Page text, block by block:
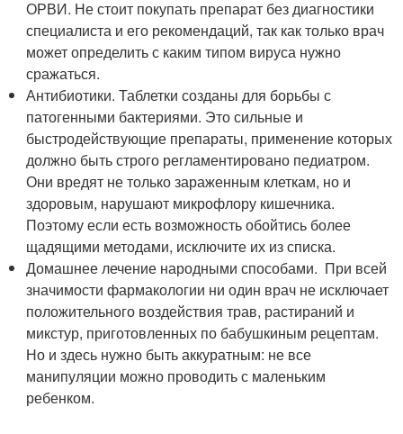
ОРВИ. Не стоит покупать препарат без диагностики
специалиста и его рекомендаций, так как только врач
может определить с каким типом вируса нужно
сражаться.
Антибиотики. Таблетки созданы для борьбы с
патогенными бактериями. Это сильные и
быстродействующие препараты, применение которых
должно быть строго регламентировано педиатром.
Они вредят не только зараженным клеткам, но и
здоровым, нарушают микрофлору кишечника.
Поэтому если есть возможность обойтись более
щадящими методами, исключите их из списка.
Домашнее лечение народными способами. При всей
значимости фармакологии ни один врач не исключает
положительного воздействия трав, растираний и
микстур, приготовленных по бабушкиным рецептам.
Но и здесь нужно быть аккуратным: не все
манипуляции можно проводить с маленьким
ребенком.